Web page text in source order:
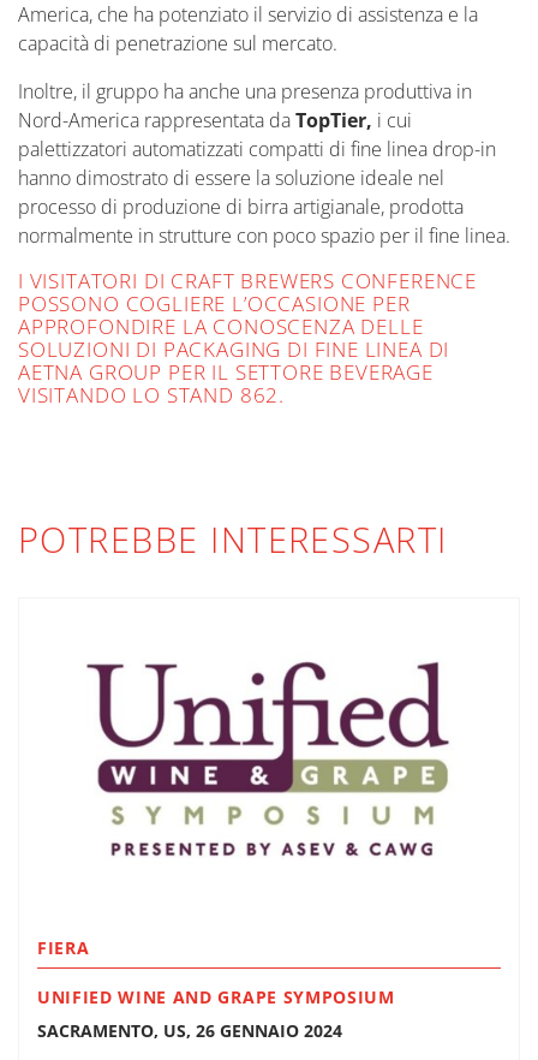
America, che ha potenziato il servizio di assistenza e la
capacità di penetrazione sul mercato.
Inoltre, il gruppo ha anche una presenza produttiva in
Nord-America rappresentata daTopTier, i cui
palettizzatori automatizzati compatti di fine linea drop-in
hanno dimostrato di essere la soluzione ideale nel
processo di produzione di birra artigianale, prodotta
normalmente in strutture con poco spazio per il fine linea.
I VISITATORI DI CRAFT BREWERS CONFERENCE
POSSONO COGLIERE L’OCCASIONE PER
APPROFONDIRE LA CONOSCENZA DELLE
SOLUZIONI DI PACKAGING DI FINE LINEA DI
AETNA GROUP PER IL SETTORE BEVERAGE
VISITANDO LO STAND 862.
POTREBBE INTERESSARTI
FIERA
UNIFIED WINE AND GRAPE SYMPOSIUM
SACRAMENTO, US, 26 GENNAIO 2024